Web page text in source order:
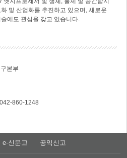
및 산업화를 추진하고 있으며, 새로운
에도 관심을 갖고 있습니다.
본부
042-860-1248
e-신문고 공익신고